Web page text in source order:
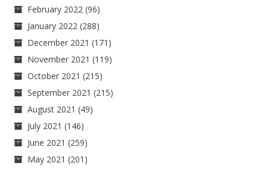
February 2022 (96)
January 2022 (288)
December 2021 (171)
November 2021 (119)
October 2021 (215)
September 2021 (215)
August 2021 (49)
July 2021 (146)
June 2021 (259)
May 2021 (201)